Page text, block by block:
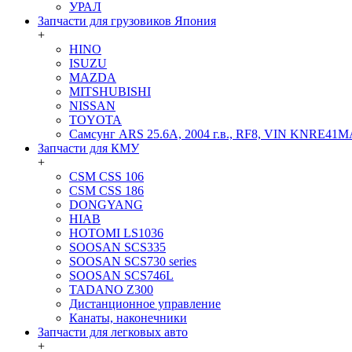
УРАЛ
Запчасти для грузовиков Япония
+
HINO
ISUZU
MAZDA
MITSHUBISHI
NISSAN
TOYOTA
Самсунг ARS 25.6A, 2004 г.в., RF8, VIN
Запчасти для КМУ
+
CSM CSS 106
CSM CSS 186
DONGYANG
HIAB
HOTOMI LS1036
SOOSAN SCS335
SOOSAN SCS730 series
SOOSAN SCS746L
TADANO Z300
Дистанционное управление
Канаты, наконечники
Запчасти для легковых авто
+